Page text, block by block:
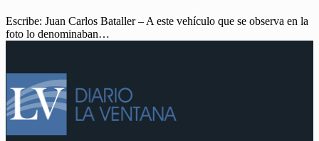
Escribe: Juan Carlos Bataller – A este vehículo que se observa en la
foto lo denominaban…